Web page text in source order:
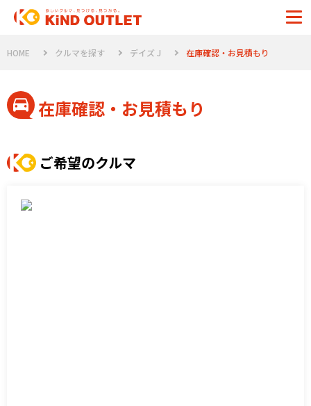
HOME クルマを探す デイズ J 在庫確認・お見積もり
在庫確認・お見積もり
ご希望のクルマ